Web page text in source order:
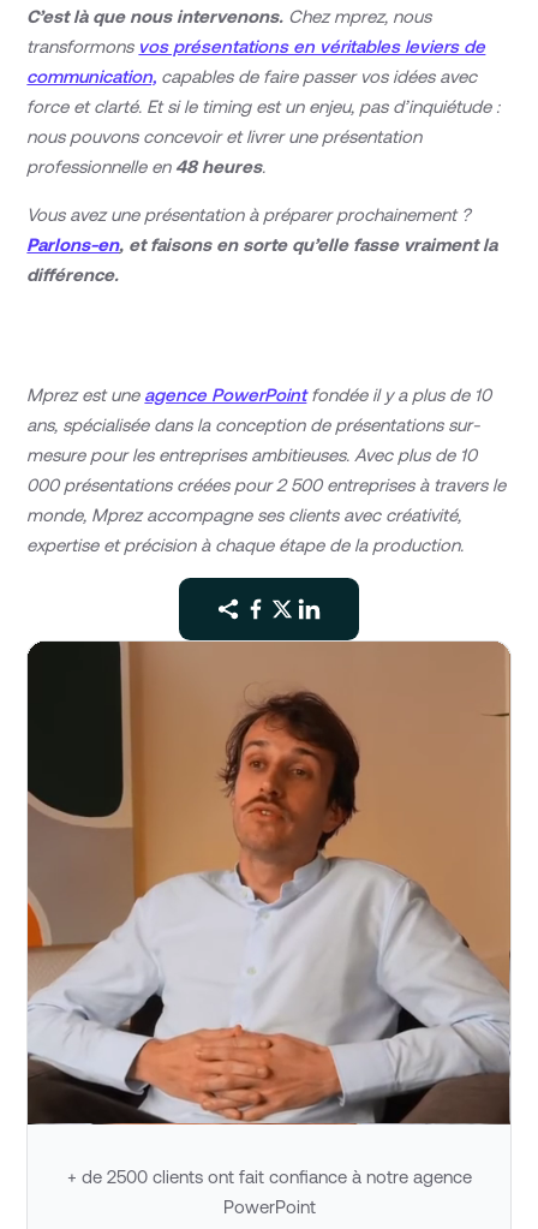
C’est là que nous intervenons. Chez mprez, nous
transformons vos présentations en véritables leviers de
communication, capables de faire passer vos idées avec
force et clarté. Et si le timing est un enjeu, pas d’inquiétude :
nous pouvons concevoir et livrer une présentation
professionnelle en 48 heures.
Vous avez une présentation à préparer prochainement ?
Parlons-en, et faisons en sorte qu’elle fasse vraiment la
différence.
Mprez est une agence PowerPointfondée il y a plus de 10
ans, spécialisée dans la conception de présentations sur-
mesure pour les entreprises ambitieuses. Avec plus de 10
000 présentations créées pour 2 500 entreprises à travers le
monde, Mprez accompagne ses clients avec créativité,
expertise et précision à chaque étape de la production.
+ de 2500 clients ont fait confiance à notre agence
PowerPoint